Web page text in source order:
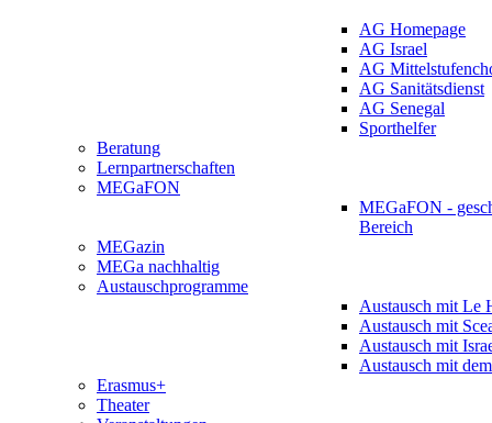
AG Homepage
AG Israel
AG
AG Sanitätsdienst
AG Senegal
Sporthelfer
Beratung
Lernpartnerschaften
MEGaFON
MEGaFON -
Bereich
MEGazin
MEGa nachhaltig
Austauschprogramme
Austausch mit Le
Austausch mit
Austausch mit
Austausch mit
Erasmus+
Theater